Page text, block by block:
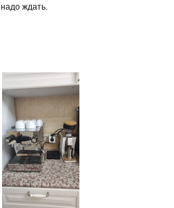
надо ждать.